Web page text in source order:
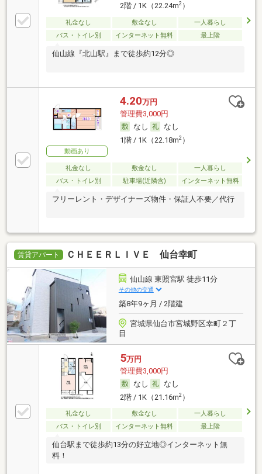
2階 / 1K（22.24m2）
礼金なし 敷金なし
一人暮らし
バス・トイレ別
インターネット無料 最上階
仙山線『北山駅』まで徒歩約12分◎
動画あり
4.20万円
管理費3,000円
なし
なし
1階 / 1K（22.18m2）
礼金なし 敷金なし
一人暮らし
バス・トイレ別
駐車場(近隣含) インターネット無料
フリーレント・デザイナーズ物件・保証人不要／代行
賃貸アパート ＣＨＥＥＲＬＩＶＥ 仙台幸町
仙山線 東照宮駅 徒歩11分
その他の交通
築8年9ヶ月 / 2階建
宮城県仙台市宮城野区幸町２丁
目
5万円
管理費3,000円
なし
なし
2階 / 1K（21.16m2）
礼金なし 敷金なし
一人暮らし
バス・トイレ別
インターネット無料 最上階
仙台駅まで徒歩約13分の好立地◎インターネット無
料！